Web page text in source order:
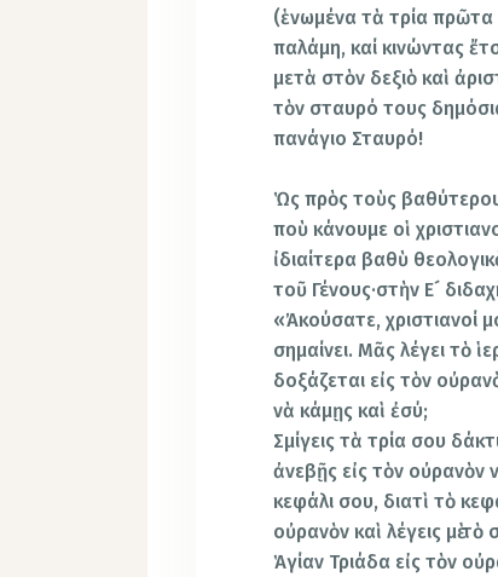
(ἑνωμένα τὰ τρία
παλάμη, καί κινώντας
μετὰ στὸν δεξιὸ καὶ
τὸν σταυρό τους
πανάγιο Σταυρό!
Ὡς πρὸς τοὺς
ποὺ κάνουμε οἱ
ἰδιαίτερα βαθὺ
τοῦ Γένους·στὴν Ε´
«Ἀκούσατε, χριστιανοί
σημαίνει. Μᾶς λέγει τὸ
δοξάζεται εἰς τὸν
νὰ κάμῃς καὶ ἐσύ;
Σμίγεις τὰ τρία σου
ἀνεβῇς εἰς τὸν οὐρανὸν
κεφάλι σου, διατὶ τὸ
οὐρανὸν καὶ λέγεις μὲ
Ἁγίαν Τριάδα εἰς τὸν